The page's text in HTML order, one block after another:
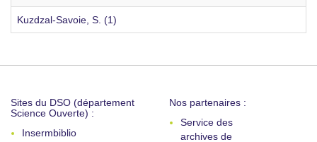
Kuzdzal-Savoie, S. (1)
Sites du DSO (département
Science Ouverte) :
Insermbiblio
Nos partenaires :
Service des
archives de